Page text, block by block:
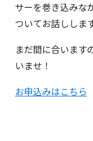
サーを巻き込みな
ついてお話しします
まだ間に合います
いませ！
お申込みはこちら